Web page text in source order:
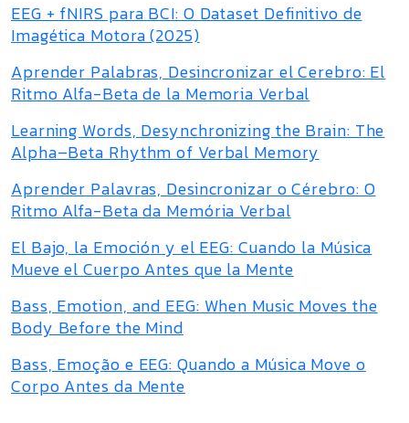
EEG + fNIRS para BCI: O Dataset Definitivo de
Imagética Motora (2025)
Aprender Palabras, Desincronizar el Cerebro: El
Ritmo Alfa-Beta de la Memoria Verbal
Learning Words, Desynchronizing the Brain: The
Alpha–Beta Rhythm of Verbal Memory
Aprender Palavras, Desincronizar o Cérebro: O
Ritmo Alfa-Beta da Memória Verbal
El Bajo, la Emoción y el EEG: Cuando la Música
Mueve el Cuerpo Antes que la Mente
Bass, Emotion, and EEG: When Music Moves the
Body Before the Mind
Bass, Emoção e EEG: Quando a Música Move o
Corpo Antes da Mente